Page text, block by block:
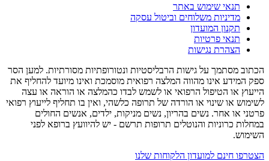
תנאי שימוש באתר
מדיניות משלוחים וביטול עסקה
תקנון המועדון
תנאי פרטיות
הצהרת נגישות
הכתוב מסתמך על גישות הרבליסטיות ונטורופתיות מסורתיות. למען הסר
ספק המידע אינו מהווה המלצה רפואית מוסמכת ואינו מיועד להחליף את
הייעוץ או הטיפול הרפואי או לשמש לבדו כהמלצה או הוראה או עצה
לשימוש או שינוי או הורדה של תרופה כלשהי, ואין בו תחליף לייעוץ רפואי
פרטני או אחר. נשים בהריון, נשים מניקות, ילדים, אנשים החולים
במחלות כרוניות והנוטלים תרופות תרשם - יש להיוועץ ברופא לפני
השימוש.
הצטרפו חינם למועדון הלקוחות שלנו